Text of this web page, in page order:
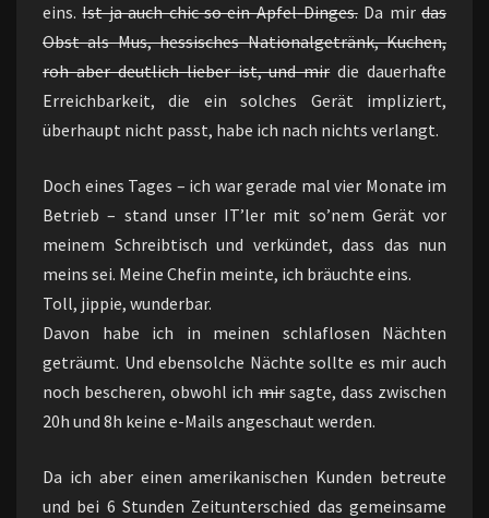
eins.Ist ja auch chic so ein Apfel-Dinges.Da mirdas
Obst als Mus, hessisches Nationalgetränk, Kuchen,
roh aber deutlich lieber ist, und mirdie dauerhafte
Erreichbarkeit, die ein solches Gerät impliziert,
überhaupt nicht passt, habe ich nach nichts verlangt.
Doch eines Tages – ich war gerade mal vier Monate im
Betrieb – stand unser IT’ler mit so’nem Gerät vor
meinem Schreibtisch und verkündet, dass das nun
meins sei. Meine Chefin meinte, ich bräuchte eins.
Toll, jippie, wunderbar.
Davon habe ich in meinen schlaflosen Nächten
geträumt. Und ebensolche Nächte sollte es mir auch
noch bescheren, obwohl ichmirsagte, dass zwischen
20h und 8h keine e-Mails angeschaut werden.
Da ich aber einen amerikanischen Kunden betreute
und bei 6 Stunden Zeitunterschied das gemeinsame